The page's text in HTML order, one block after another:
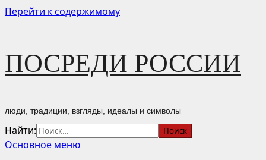
Перейти к содержимому
ПОСРЕДИ РОССИИ
люди, традиции, взгляды, идеалы и символы
Найти:
Основное меню